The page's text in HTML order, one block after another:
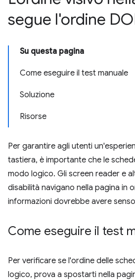
segue l'ordine
Su questa pagina
Come eseguire il test manuale
Soluzione
Risorse
Per garantire agli utenti
tastiera, è importante che le
modo logico. Gli screen reader e
disabilità navigano nella pagina in
informazioni dovrebbe avere
Come eseguire il test
Per verificare se l'ordine delle
logico, prova a spostarti nella